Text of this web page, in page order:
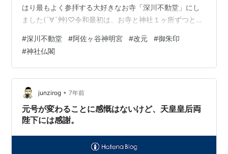
はり最もよく参拝する大好きなお寺「深川不動堂」にし
ました(´∀`艸)♡令和最初は、お寺と神社１ヶ所ずつと決
で決まり♪神社は以前お参りして清々しい空気にとても感
動した「阿佐ヶ谷神明宮」にしました！ また、深川不動
の令和初護摩にお参りしようと決めていたので、朝一は
深川不動に！5/1は御縁日ということもあってか、令和最
初ということもあってか、（気のせいかもしれませんが
笑）特にお護摩の力が強く感じられ、…
#深川不動堂 #阿佐ヶ谷神明宮 #改元 #御朱印
#神社仏閣
junzirog • 7年前
元号が変わることに感慨はないけど、天皇皇后両
陛下には感謝。